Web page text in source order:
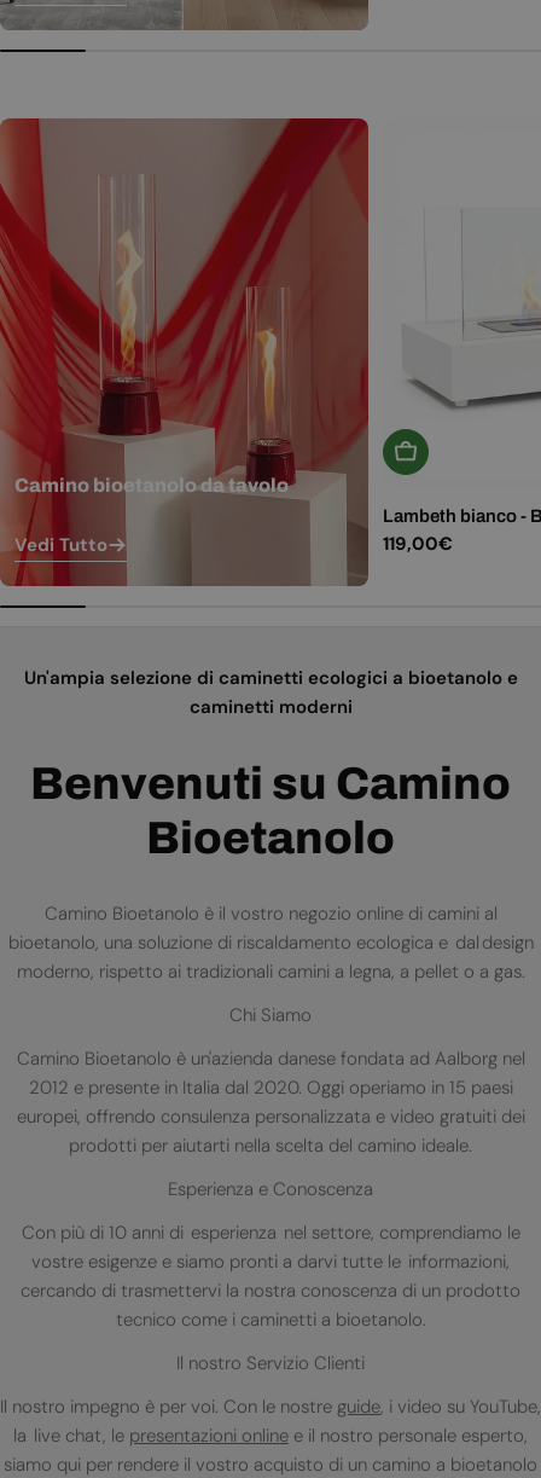
Camino bioetanolo da tavolo
Vedi Tutto
Aggiungi Al
Lambeth bianco -
Prezzo
119,00€
Un'ampia selezione di caminetti ecologici a bioetanolo e
caminetti moderni
Benvenuti su Camino
Bioetanolo
Camino Bioetanolo è il vostro negozio online di camini al
bioetanolo, una soluzione di riscaldamento ecologica e dal design
moderno, rispetto ai tradizionali camini a legna, a pellet o a gas.
Chi Siamo
Camino Bioetanolo è un'azienda danese fondata ad Aalborg nel
2012 e presente in Italia dal 2020. Oggi operiamo in 15 paesi
europei, offrendo consulenza personalizzata e video gratuiti dei
prodotti per aiutarti nella scelta del camino ideale.
Esperienza e Conoscenza
Con più di 10 anni di esperienza nel settore, comprendiamo le
vostre esigenze e siamo pronti a darvi tutte le informazioni,
cercando di trasmettervi la nostra conoscenza di un prodotto
tecnico come i caminetti a bioetanolo.
Il nostro Servizio Clienti
Il nostro impegno è per voi. Con le nostre guide, i video su YouTube,
la live chat, le presentazioni online e il nostro personale esperto,
siamo qui per rendere il vostro acquisto di un camino a bioetanolo